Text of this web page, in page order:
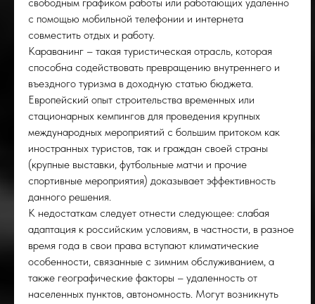
с помощью мобильной телефонии и интернета
совместить отдых и работу.
Караванинг – такая туристическая отрасль, которая
способна содействовать превращению внутреннего и
въездного туризма в доходную статью бюджета.
Европейский опыт строительства временных или
стационарных кемпингов для проведения крупных
международных мероприятий с большим притоком как
иностранных туристов, так и граждан своей страны
(крупные выставки, футбольные матчи и прочие
спортивные мероприятия) доказывает эффективность
данного решения.
К недостаткам следует отнести следующее: слабая
адаптация к российским условиям, в частности, в разное
время года в свои права вступают климатические
особенности, связанные с зимним обслуживанием, а
также географические факторы – удаленность от
населенных пунктов, автономность. Могут возникнуть